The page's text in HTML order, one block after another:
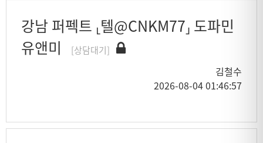
강남 퍼펙트 ⸤텔@CNKM77⸥ 도파민
유앤미
[상담대기]
김철수
2026-08-04 01:46:57